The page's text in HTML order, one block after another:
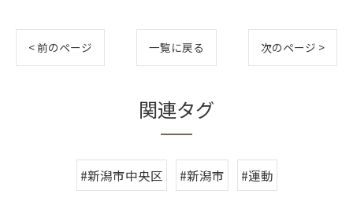
< 前のページ 一覧に戻る 次のページ >
関連タグ
#新潟市中央区 #新潟市 #運動